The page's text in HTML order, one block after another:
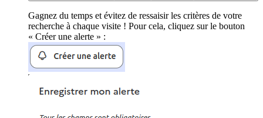
Gagnez du temps et évitez de ressaisir les critères de votre
recherche à chaque visite ! Pour cela, cliquez sur le bouton
« Créer une alerte » :